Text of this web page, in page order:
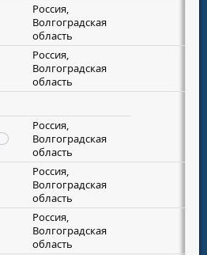
Россия,
Волгоградская
область
Россия,
Волгоградская
область
Россия,
Волгоградская
область
Россия,
Волгоградская
область
Россия,
Волгоградская
область